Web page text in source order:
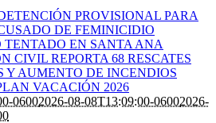
PROVISIONAL PARA
DE FEMINICIDIO
TENTADO EN SANTA ANA
CIVIL REPORTA 68 RESCATES
Y AUMENTO DE INCENDIOS
VACACIÓN 2026
06002026-08-08T13:09:00-06002026-